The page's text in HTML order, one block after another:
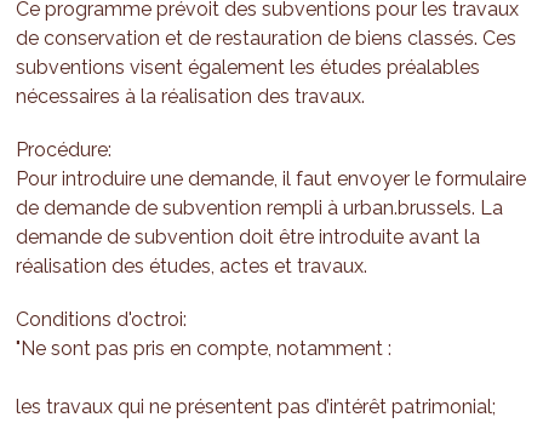
Ce programme prévoit des subventions pour les travaux
de conservation et de restauration de biens classés. Ces
subventions visent également les études préalables
nécessaires à la réalisation des travaux.
Procédure:
Pour introduire une demande, il faut envoyer le formulaire
de demande de subvention rempli à urban.brussels. La
demande de subvention doit être introduite avant la
réalisation des études, actes et travaux.
Conditions d'octroi:
"Ne sont pas pris en compte, notamment :
les travaux qui ne présentent pas d’intérêt patrimonial;